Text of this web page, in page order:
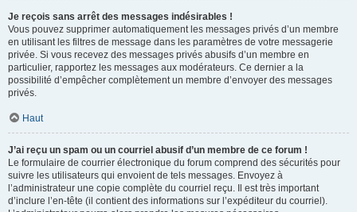
Je reçois sans arrêt des messages indésirables !
Vous pouvez supprimer automatiquement les messages privés d’un membre
en utilisant les filtres de message dans les paramètres de votre messagerie
privée. Si vous recevez des messages privés abusifs d’un membre en
particulier, rapportez les messages aux modérateurs. Ce dernier a la
possibilité d’empêcher complètement un membre d’envoyer des messages
privés.
Haut
J’ai reçu un spam ou un courriel abusif d’un membre de ce forum !
Le formulaire de courrier électronique du forum comprend des sécurités pour
suivre les utilisateurs qui envoient de tels messages. Envoyez à
l’administrateur une copie complète du courriel reçu. Il est très important
d’inclure l’en-tête (il contient des informations sur l’expéditeur du courriel).